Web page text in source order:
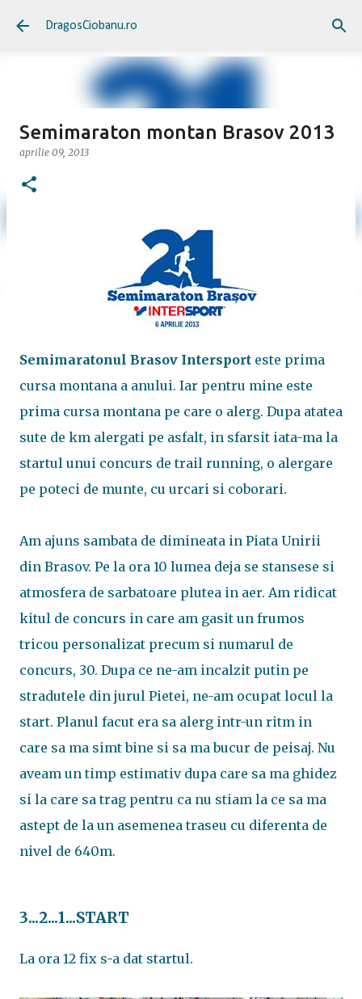
Treceți la conținutul principal
DragosCiobanu.ro
Semimaraton montan Brasov 2013
aprilie 09, 2013
Semimaratonul Brasov Intersport este prima
cursa montana a anului. Iar pentru mine este
prima cursa montana pe care o alerg. Dupa atatea
sute de km alergati pe asfalt, in sfarsit iata-ma la
startul unui concurs de trail running, o alergare
pe poteci de munte, cu urcari si coborari.
Am ajuns sambata de dimineata in Piata Unirii
din Brasov. Pe la ora 10 lumea deja se stansese si
atmosfera de sarbatoare plutea in aer. Am ridicat
kitul de concurs in care am gasit un frumos
tricou personalizat precum si numarul de
concurs, 30. Dupa ce ne-am incalzit putin pe
stradutele din jurul Pietei, ne-am ocupat locul la
start. Planul facut era sa alerg intr-un ritm in
care sa ma simt bine si sa ma bucur de peisaj. Nu
aveam un timp estimativ dupa care sa ma ghidez
si la care sa trag pentru ca nu stiam la ce sa ma
astept de la un asemenea traseu cu diferenta de
nivel de 640m.
3...2...1...START
La ora 12 fix s-a dat startul.